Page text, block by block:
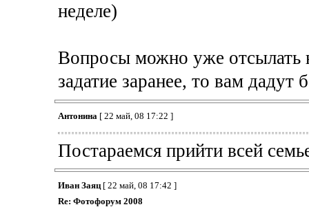
неделе)
Вопросы можно уже отсылать
задатие заранее, то вам
Антонина[ 22 май, 08 17:22 ]
Постараемся прийти всей
Иван Заяц[ 22 май, 08 17:42 ]
Re: Фотофорум 2008